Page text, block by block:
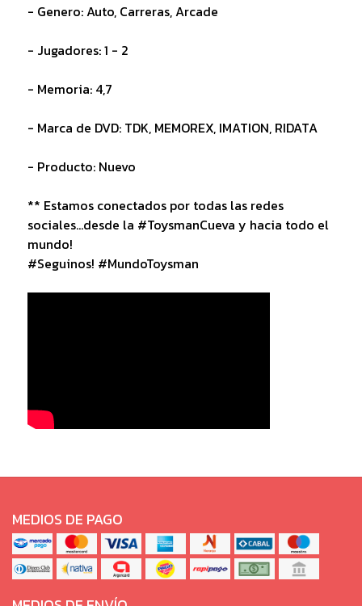
- Genero: Auto, Carreras, Arcade
- Jugadores: 1 - 2
- Memoria: 4,7
- Marca de DVD: TDK, MEMOREX, IMATION, RIDATA
- Producto: Nuevo
** Estamos conectados por todas las redes
sociales...desde la #ToysmanCueva y hacia todo el
mundo!
#Seguinos! #MundoToysman
MEDIOS DE PAGO